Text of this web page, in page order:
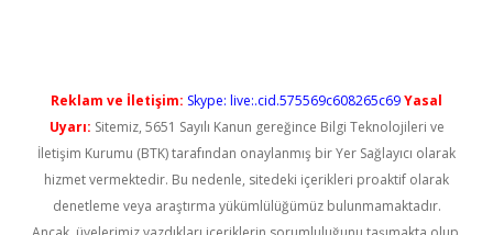
Reklam ve İletişim: Skype: live:.cid.575569c608265c69Yasal
Uyarı: Sitemiz, 5651 Sayılı Kanun gereğince Bilgi Teknolojileri ve
İletişim Kurumu (BTK) tarafından onaylanmış bir Yer Sağlayıcı olarak
hizmet vermektedir. Bu nedenle, sitedeki içerikleri proaktif olarak
denetleme veya araştırma yükümlülüğümüz bulunmamaktadır.